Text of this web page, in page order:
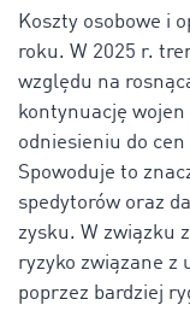
Koszty osobowe i
roku. W 2025 r.
względu na
kontynuację
odniesieniu do
Spowoduje to
spedytorów oraz
zysku. W związku
ryzyko związane z
poprzez bardziej